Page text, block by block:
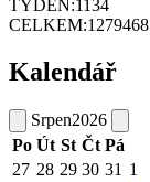
TÝDEN:1134
CELKEM:1279468
Kalendář
Srpen2026
Po Út St Čt Pá
27 28 29 30 31 1